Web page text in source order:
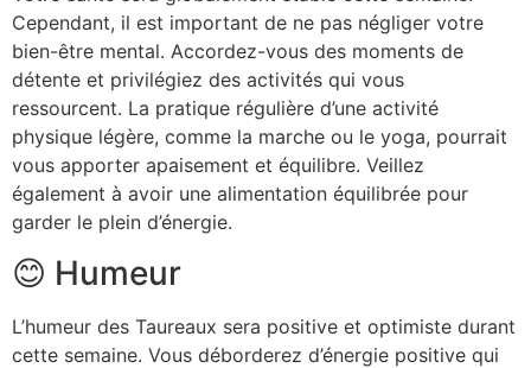
Cependant, il est important de ne pas négliger votre
bien-être mental. Accordez-vous des moments de
détente et privilégiez des activités qui vous
ressourcent. La pratique régulière d’une activité
physique légère, comme la marche ou le yoga, pourrait
vous apporter apaisement et équilibre. Veillez
également à avoir une alimentation équilibrée pour
garder le plein d’énergie.
😊 Humeur
L’humeur des Taureaux sera positive et optimiste durant
cette semaine. Vous déborderez d’énergie positive qui